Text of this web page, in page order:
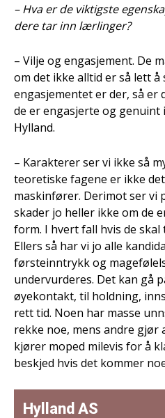
– Hva er de viktigste
dere tar inn lærlinger?
– Vilje og engasjement. De
om det ikke alltid er så lett
engasjementet er der, så
de er engasjerte og
Hylland.
– Karakterer ser vi ikke så
teoretiske fagene er ikke
maskinfører. Derimot ser vi
skader jo heller ikke om de
form. I hvert fall hvis de
Ellers så har vi jo alle
førsteinntrykk og
undervurderes. Det kan gå
øyekontakt, til holdning,
rett tid. Noen har masse
rekke noe, mens andre gjør
kjører moped milevis for å
beskjed hvis det kommer
Hylland AS